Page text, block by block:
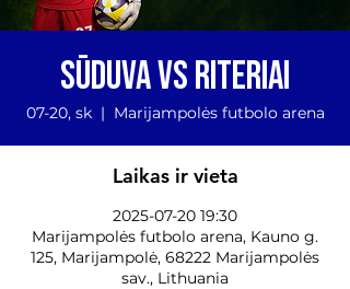
Sūduva VS Riteriai
07-20, sk
  |
Marijampolės futbolo arena
Laikas ir vieta
2025-07-20 19:30
Marijampolės futbolo arena, Kauno g.
125, Marijampolė, 68222 Marijampolės
sav., Lithuania